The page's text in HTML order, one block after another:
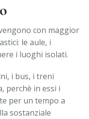
con maggior
le aule, i
i luoghi isolati.
i bus, i treni
perchè in essi i
per un tempo a
sostanziale